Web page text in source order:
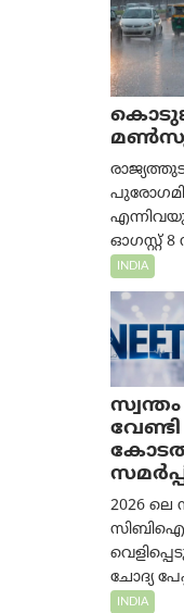
ഓഗസ്റ്റ് 8
INDIA
2026 ലെ
സിബിഐ
ചോദ്യ
INDIA